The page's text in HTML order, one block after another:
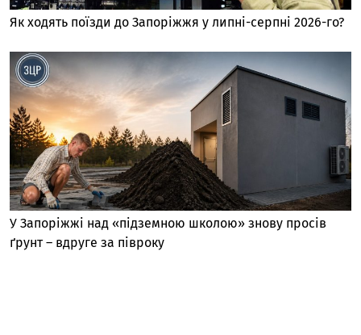
Як ходять поїзди до Запоріжжя у липні-серпні 2026-го?
У Запоріжжі над «підземною школою» знову просів
ґрунт – вдруге за півроку